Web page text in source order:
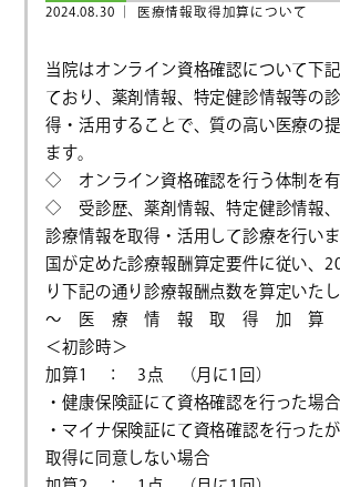
2024.08.30 ｜ 医療情報取得加算について
当院はオンライン資格確認について下
ており、薬剤情報、特定健診情報等の
得・活用することで、質の高い医療の
ます。
◇ オンライン資格確認を行う体制を
◇ 受診歴、薬剤情報、特定健診情報
診療情報を取得・活用して診療を行い
国が定めた診療報酬算定要件に従い、
り下記の通り診療報酬点数を算定いた
～ 医 療 情 報 取 得 加 算
＜初診時＞
加算1 ： 3点 （月に1回）
・健康保険証にて資格確認を行った場合
・マイナ保険証にて資格確認を行った
取得に同意しない場合